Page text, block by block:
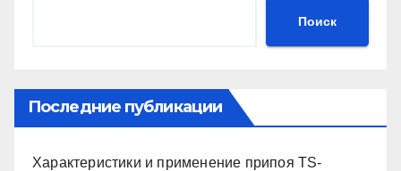
Поиск
Последние публикации
Характеристики и применение припоя TS-